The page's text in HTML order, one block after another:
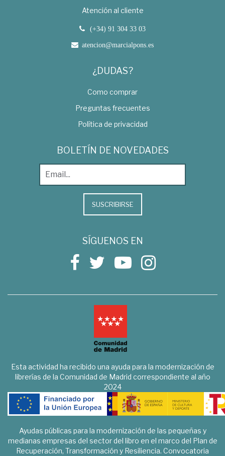
Atención al cliente
(+34) 91 304 33 03
atencion@marcialpons.es
¿DUDAS?
Como comprar
Preguntas frecuentes
Política de privacidad
BOLETÍN DE NOVEDADES
SUSCRIBIRSE
SÍGUENOS EN
Esta actividad ha recibido una ayuda para la modernización de
librerías de la Comunidad de Madrid correspondiente al año
2024
Ayudas públicas para la modernización de las pequeñas y
medianas empresas del sector del libro en el marco del Plan de
Recuperación, Transformación y Resiliencia. Convocatoria